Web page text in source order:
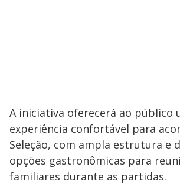
A iniciativa oferecerá ao público
experiência confortável para
Seleção, com ampla estrutura e
opções gastronômicas para
familiares durante as partidas.